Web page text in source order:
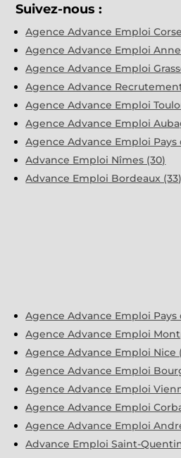
Suivez-nous :
Agence Advance Emploi
Agence Advance Emploi
Agence Advance Emploi
Agence Advance
Agence Advance Emploi
Agence Advance Emploi
Agence Advance Emploi Pays
Advance Emploi Nîmes (30)
Advance Emploi Bordeaux (33)
Agence Advance Emploi Pays
Agence Advance Emploi
Agence Advance Emploi Nice
Agence Advance Emploi
Agence Advance Emploi
Agence Advance Emploi
Agence Advance Emploi
Advance Emploi Saint-